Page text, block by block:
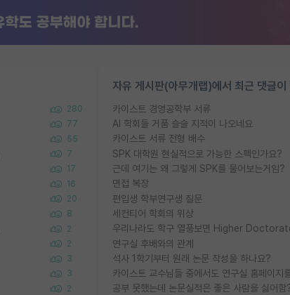
280
77
55
7
17
16
20
8
2
2
3
3
2
자유 게시판(아무개랩)에서 최근 댓글이
카이스트 경영공학부 서류
AI 학회들 거품 슬슬 지적이 나오네요
카이스트 서류 전형 배수
SPK 대학원 현실적으로 가능한 스펙인가요?
근데 여기는 왜 그렇게 SPK를 물어보는거임?
면접 복장
편입생 학부연구생 질문
세컨티어 학회의 위상
연구실 후배와의 관계
석사 1학기부터 원래 논문 작성을 하나요?
공부 못했는데 논문실적은 좋은 사람을 싫어함